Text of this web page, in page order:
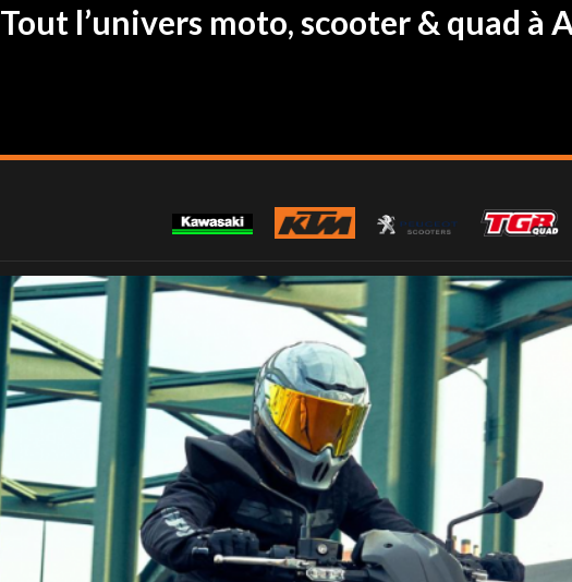
Tout l’univers moto, scooter & quad à